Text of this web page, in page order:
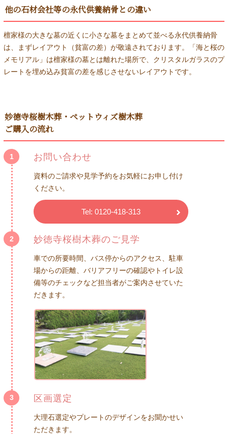
他の石材会社等の永代供養納骨との違い
檀家様の大きな墓の近くに小さな墓をまとめて並べる永代供養納骨
は、まずレイアウト（貧富の差）が敬遠されております。「海と桜の
メモリアル」は檀家様の墓とは離れた場所で、クリスタルガラスのプ
レートを埋め込み貧富の差を感じさせないレイアウトです。
妙徳寺桜樹木葬・ペットウィズ樹木葬
ご購入の流れ
1 お問い合わせ
資料のご請求や見学予約をお気軽にお申し付け
ください。
Tel: 0120-418-313
2 妙徳寺桜樹木葬のご見学
車での所要時間、バス停からのアクセス、駐車
場からの距離、バリアフリーの確認やトイレ設
備等のチェックなど担当者がご案内させていた
だきます。
3 区画選定
大理石選定やプレートのデザインをお聞かせい
ただきます。